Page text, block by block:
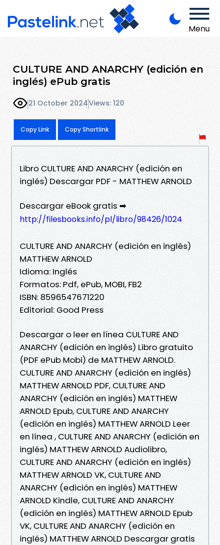
Menu
CULTURE AND ANARCHY (edición en
inglés) ePub gratis
21 October 2024Views: 120
Copy Link Copy Shortlink
Libro CULTURE AND ANARCHY (edición en
inglés) Descargar PDF - MATTHEW ARNOLD
Descargar eBook gratis ➡
http://filesbooks.info/pl/libro/98426/1024
CULTURE AND ANARCHY (edición en inglés)
MATTHEW ARNOLD
Idioma: Inglés
Formatos: Pdf, ePub, MOBI, FB2
ISBN: 8596547671220
Editorial: Good Press
Descargar o leer en línea CULTURE AND
ANARCHY (edición en inglés) Libro gratuito
(PDF ePub Mobi) de MATTHEW ARNOLD.
CULTURE AND ANARCHY (edición en inglés)
MATTHEW ARNOLD PDF, CULTURE AND
ANARCHY (edición en inglés) MATTHEW
ARNOLD Epub, CULTURE AND ANARCHY
(edición en inglés) MATTHEW ARNOLD Leer
en línea , CULTURE AND ANARCHY (edición en
inglés) MATTHEW ARNOLD Audiolibro,
CULTURE AND ANARCHY (edición en inglés)
MATTHEW ARNOLD VK, CULTURE AND
ANARCHY (edición en inglés) MATTHEW
ARNOLD Kindle, CULTURE AND ANARCHY
(edición en inglés) MATTHEW ARNOLD Epub
VK, CULTURE AND ANARCHY (edición en
inglés) MATTHEW ARNOLD Descargar gratis